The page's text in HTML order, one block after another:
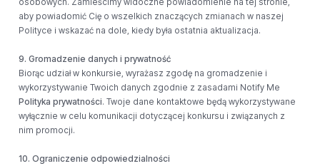
aby powiadomić Cię o wszelkich znaczących zmianach w naszej
Polityce i wskazać na dole, kiedy była ostatnia aktualizacja.
9. Gromadzenie danych i prywatność
Biorąc udział w konkursie, wyrażasz zgodę na gromadzenie i
wykorzystywanie Twoich danych zgodnie z zasadami Notify Me
Polityka prywatności. Twoje dane kontaktowe będą wykorzystywane
wyłącznie w celu komunikacji dotyczącej konkursu i związanych z
nim promocji.
10. Ograniczenie odpowiedzialności